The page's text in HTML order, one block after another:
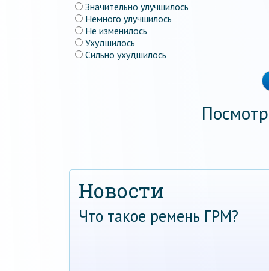
Значительно улучшилось
Немного улучшилось
Не изменилось
Ухудшилось
Сильно ухудшилось
Новости
Что такое ремень ГРМ?